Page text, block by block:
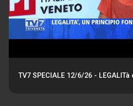
TV7 SPECIALE 12/6/26 - LEGALITà